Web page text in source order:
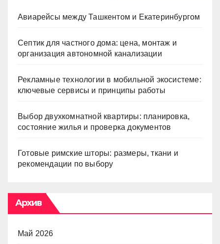
Авиарейсы между Ташкентом и Екатеринбургом
Септик для частного дома: цена, монтаж и
организация автономной канализации
Рекламные технологии в мобильной экосистеме:
ключевые сервисы и принципы работы
Выбор двухкомнатной квартиры: планировка,
состояние жилья и проверка документов
Готовые римские шторы: размеры, ткани и
рекомендации по выбору
Архив
Май 2026